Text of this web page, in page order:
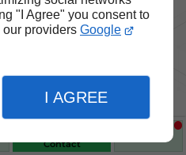
"I Agree" you consent to
providers Google
I AGREE
Contact
santé et de